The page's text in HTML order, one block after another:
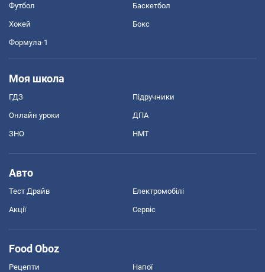
Футбол Баскетбол
Хокей Бокс
Формула-1
Моя школа
ГДЗ Підручники
Онлайн уроки ДПА
ЗНО НМТ
Авто
Тест Драйв Електромобілі
Акції Сервіс
Food Oboz
Рецепти Напої